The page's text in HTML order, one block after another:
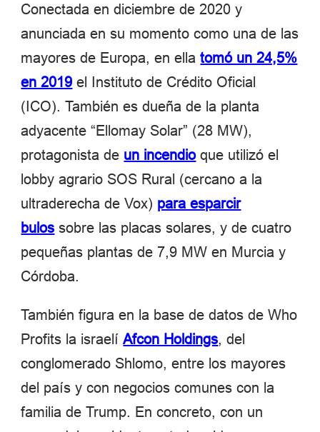
Conectada en diciembre de 2020 y
anunciada en su momento como una de las
mayores de Europa, en ellatomó un 24,5%
en 2019 el Instituto de Crédito Oficial
(ICO). También es dueña de la planta
adyacente “Ellomay Solar” (28 MW),
protagonista de un incendioque utilizó el
lobby agrario SOS Rural (cercano a la
ultraderecha de Vox) para esparcir
bulos sobre las placas solares, y de cuatro
pequeñas plantas de 7,9 MW en Murcia y
Córdoba.
También figura en la base de datos de Who
Profits la israelíAfcon Holdings, del
conglomerado Shlomo, entre los mayores
del país y con negocios comunes con la
familia de Trump. En concreto, con un